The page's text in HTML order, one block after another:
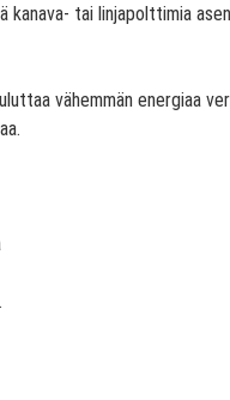
kanava- tai linjapolttimia
vähemmän energiaa